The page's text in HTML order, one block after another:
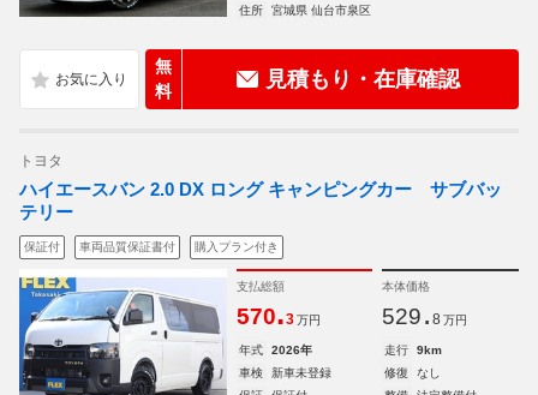
住所
宮城県 仙台市泉区
無
料
見積もり・在庫確認
トヨタ
ハイエースバン 2.0 DX ロング キャンピングカー サブバッ
テリー
保証付 車両品質保証書付 購入プラン付き
支払総額
570.3 万円
本体価格
529. 8 万円
年式 2026年 走行
9km
車検
新車未登録 修復
なし